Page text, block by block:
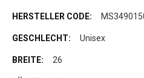
Unisex
26